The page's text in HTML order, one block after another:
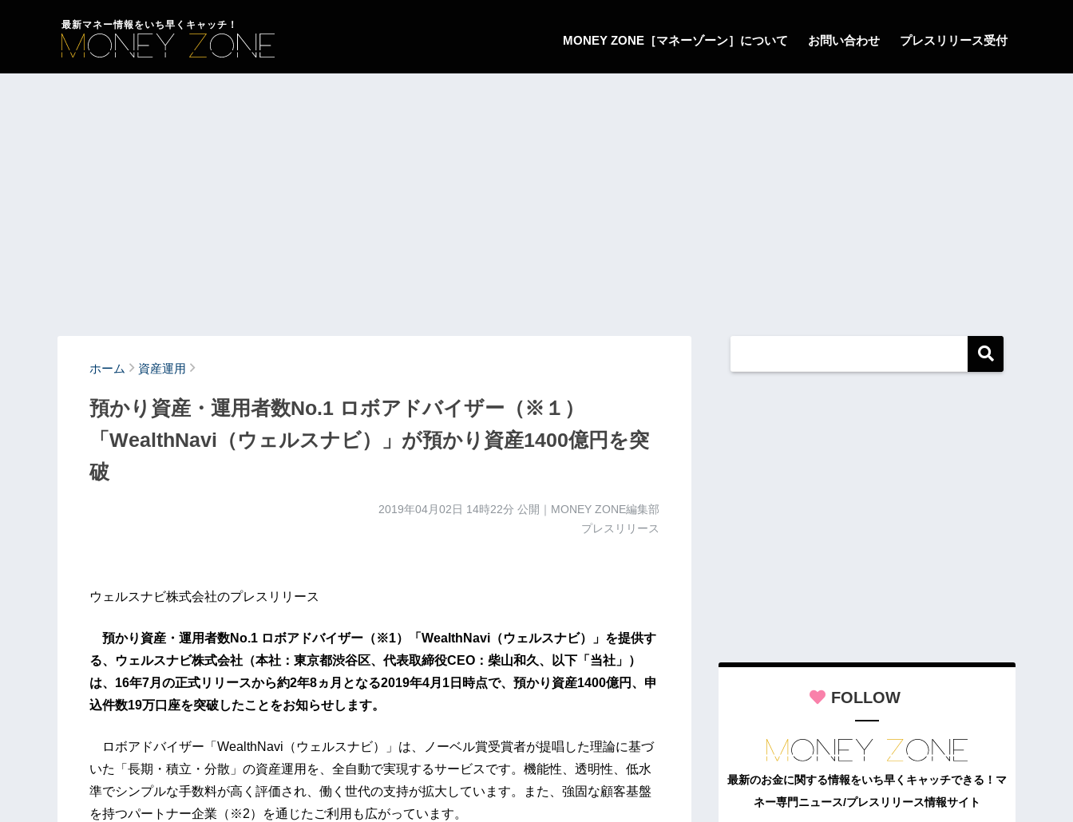
最新マネー情報をいち早くキャッチ！
MONEY ZONE［マネーゾーン］について お問い合わせ プレスリリース受付
ホーム 資産運用
預かり資産・運用者数No.1 ロボアドバイザー（※１）
「WealthNavi（ウェルスナビ）」が預かり資産1400億円を突
破
2019年04月02日 14時22分 公開｜MONEY ZONE編集部
プレスリリース
ウェルスナビ株式会社のプレスリリース
預かり資産・運用者数No.1 ロボアドバイザー（※1）「WealthNavi（ウェルスナビ）」を提供す
る、ウェルスナビ株式会社（本社：東京都渋谷区、代表取締役CEO：柴山和久、以下「当社」）
は、16年7月の正式リリースから約2年8ヵ月となる2019年4月1日時点で、預かり資産1400億円、申
込件数19万口座を突破したことをお知らせします。
ロボアドバイザー「WealthNavi（ウェルスナビ）」は、ノーベル賞受賞者が提唱した理論に基づ
いた「長期・積立・分散」の資産運用を、全自動で実現するサービスです。機能性、透明性、低水
準でシンプルな手数料が高く評価され、働く世代の支持が拡大しています。また、強固な顧客基盤
を持つパートナー企業（※2）を通じたご利用も広がっています。
FOLLOW
最新のお金に関する情報をいち早くキャッチできる！マ
ネー専門ニュース/プレスリリース情報サイト